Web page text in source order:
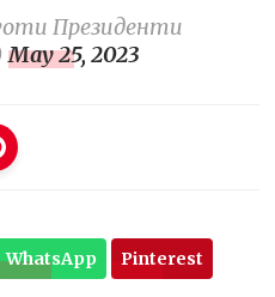
Президенти
May 25, 2023
WhatsApp Pinterest